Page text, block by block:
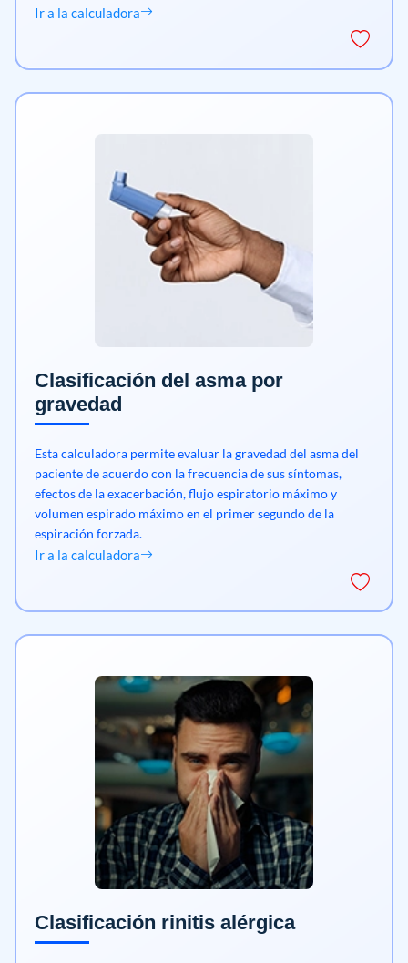
Ir a la calculadora
Clasificación del asma por
gravedad
Esta calculadora permite evaluar la gravedad del asma del
paciente de acuerdo con la frecuencia de sus síntomas,
efectos de la exacerbación, flujo espiratorio máximo y
volumen espirado máximo en el primer segundo de la
espiración forzada.
Ir a la calculadora
Clasificación rinitis alérgica